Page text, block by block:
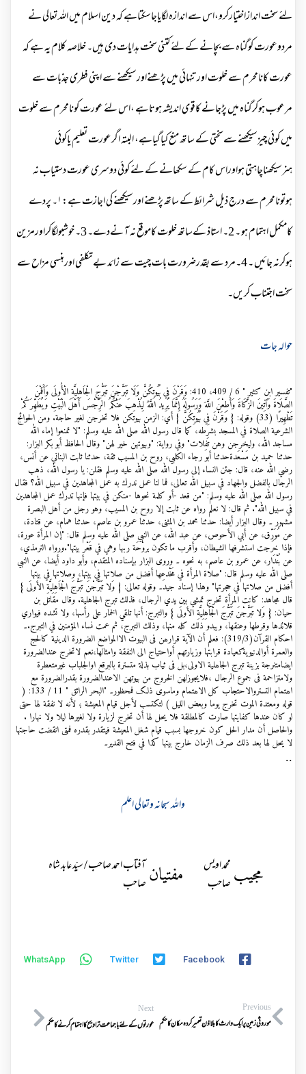
لئے سخت اندازاختیارکرو،اس سے اندازہ لگایاجاسکتاہے کہ دین اسلام میں اللہ تعالی نے
مردوعورت کوگناہ سے بچانے کے لئے کتنی سخت ہدایات دی ہیں۔ خلاصہ کلام یہ ہے کہ
عورت کانامحرم سے خلوت اورتنہائی میں پڑھنےاورسیکھنے سے اپنی فطری جذبات سے
مرعوب ہوکرگناہ میں پڑجانے کاقوی اندیشہ ہوتاہے ،اس لئے عورت کونامحرم سے خلوت
میں کوئی چیزسیکھنے سےسختی کے ساتھ منع کیاگیاہے، البتہ اگرعورت تعلیم یاکوئی
ہنرسیکھناچاہتی ہواوراس کام کے سکھانے کے لئے کوئی دوسری عورت دستیاب نہ
ہوتونامحرم سے درج ذیل شرائط کے ساتھ پڑھنے اورسیکھنے کی اجازت ہے: ۱۔ پردے
کامکمل اہتمام ہو ۔ 2۔ استاذ کےساتھ خلوت کاموقع نہ آ نےدے۔ 3۔ خوشبولگاکراورمزین
ہوکرنہ جائیں ۔ 4۔مرد سے بقدرضرورت بات چیت سے زائد بے تکلفی اورہنسی مزاح سے
سخت اجتناب کریں۔
حوالہ جات
"تفسير ابن كثير " 6 / 409، 410: وَقَرْنَ فِي بُيُوتِكُنَّ وَلَا تَبَرَّجْنَ تَبَرُّجَ الْجَاهِلِيَّةِ الْأُولَى وَأَقِمْنَ
الصَّلَاةَ وَآَتِينَ الزَّكَاةَ وَأَطِعْنَ اللَّهَ وَرَسُولَهُ إِنَّمَا يُرِيدُ اللَّهُ لِيُذْهِبَ عَنْكُمُ الرِّجْسَ أَهْلَ الْبَيْتِ وَيُطَهِّرَكُمْ
تَطْهِيرًا (33) وقوله: { وَقَرْنَ فِي بُيُوتِكُنَّ } أي: الزمن بيوتكن فلا تخرجن لغير حاجة. ومن الحوائج
الشرعية الصلاة في المسجد بشرطه، كما قال رسول الله صلى الله عليه وسلم: "لا تمنعوا إماء الله
مساجد الله، وليخرجن وهن تَفِلات" وفي رواية: "وبيوتهن خير لهن" وقال الحافظ أبو بكر البزار:
حدثنا حميد بن مَسْعَدةحدثنا أبو رجاء الكلبي، روح بن المسيب ثقة، حدثنا ثابت البناني عن أنس،
رضي الله عنه، قال: جئن النساء إلى رسول الله صلى الله عليه وسلم فقلن: يا رسول الله، ذهب
الرجال بالفضل والجهاد في سبيل الله تعالى، فما لنا عمل ندرك به عمل المجاهدين في سبيل الله؟ فقال
رسول الله صلى الله عليه وسلم: "من قعد -أو كلمة نحوها -منكن في بيتها فإنها تدرك عمل المجاهدين
في سبيل الله". ثم قال: لا نعلم رواه عن ثابت إلا روح بن المسيب، وهو رجل من أهل البصرة
مشهور ۔ وقال البزار أيضا: حدثنا محمد بن المثنى، حدثنا عمرو بن عاصم، حدثنا همام، عن قتادة،
عن مُوَرِّق، عن أبي الأحوص، عن عبد الله، عن النبي صلى الله عليه وسلم قال: "إن المرأة عورة،
فإذا خرجت استشرفها الشيطان، وأقرب ما تكون بروْحَة ربها وهي في قَعْر بيتها".ورواه الترمذي،
عن بُنْدَار، عن عمرو بن عاصم، به نحوه ۔ وروى البزار بإسناده المتقدم، وأبو داود أيضا، عن النبي
صلى الله عليه وسلم قال: "صلاة المرأة في مَخْدعِها أفضل من صلاتها في بيتها، وصلاتها في بيتها
أفضل من صلاتها في حجرتها" وهذا إسناد جيد۔ وقوله تعالى: { وَلا تَبَرَّجْنَ تَبَرُّجَ الْجَاهِلِيَّةِ الأولَى }
قال مجاهد: كانت المرأة تخرج تمشي بين يدي الرجال، فذلك تبرج الجاهلية. وقال مقاتل بن
حيان: { وَلا تَبَرَّجْنَ تَبَرُّجَ الْجَاهِلِيَّةِ الأولَى } والتبرج: أنها تلقي الخمار على رأسها، ولا تشده فيواري
قلائدها وقرطها وعنقها، ويبدو ذلك كله منها، وذلك التبرج، ثم عمت نساء المؤمنين في التبرج.۔
احکام القرآن(319/3): فعلم أن الآیة قرارھن فی البیوت الاالمواضع الضرورة الدینیة کالحج
والعمرة أوالدنیویةکعیادة قرابتہا وزیارتھم أواحتیاج الی النفقة وامثالھا،نعم لاتخرج عندالضرورة
ایضامتنرجة بزینة تبرج الجاھلیة الاولی،بل فی ثیاب بذلة متسترة بالبرقع اوالجلباب غیرمتعطرة
ولامتزاحمة فی جموع الرجال ،فلایجوزلھن الخروج من بیوتھن الاعندالضرورة بقدرالضرورة مع
اھتمام التستروالاحتجاب کل الاھتمام وماسوی ذلک فمحظور۔ "البحر الرائق " 11 / 133: (
قوله ومعتدة الموت تخرج يوما وبعض الليل ) لتكتسب لأجل قيام المعيشة ؛ لأنه لا نفقة لها حتى
لو كان عندها كفايتها صارت كالمطلقة فلا يحل لها أن تخرج لزيارة ولا لغيرها ليلا ولا نهارا .
والحاصل أن مدار الحل كون خروجها بسبب قيام شغل المعيشة فيتقدر بقدره فمتى انقضت حاجتها
لا يحل لها بعد ذلك صرف الزمان خارج بيتها كذا في فتح القدير۔
..
واللہ سبحانہ وتعالی اعلم
مجیب محمد اویس
صاحب
مفتیانآفتاب احمد صاحب / سیّد عابد شاہ
صاحب
Facebook
Twitter
WhatsApp
Previous
موروثی زمین پر ایک وارث کا بلا اذن تعمیرکردہ مکان کاحکم
Next
عورتوں کے لئے باجماعت تراویح کااہتمام کرنے کاحکم